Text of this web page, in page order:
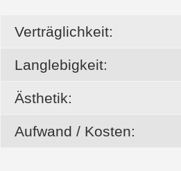
Verträglichkeit:
Langlebigkeit:
Ästhetik:
Aufwand / Kosten: